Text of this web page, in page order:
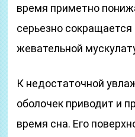
время приметно
серьезно
жевательной
К недостаточной
оболочек приводит и
время сна. Его